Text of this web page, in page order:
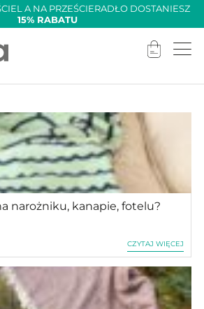
A NA PRZEŚCIERADŁO DOSTANIESZ
15% RABATU
narożniku, kanapie, fotelu?
CZYTAJ WIĘCEJ